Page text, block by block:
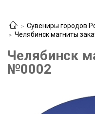
Сувениры городов
Челябинск магниты
Челябинск
№0002